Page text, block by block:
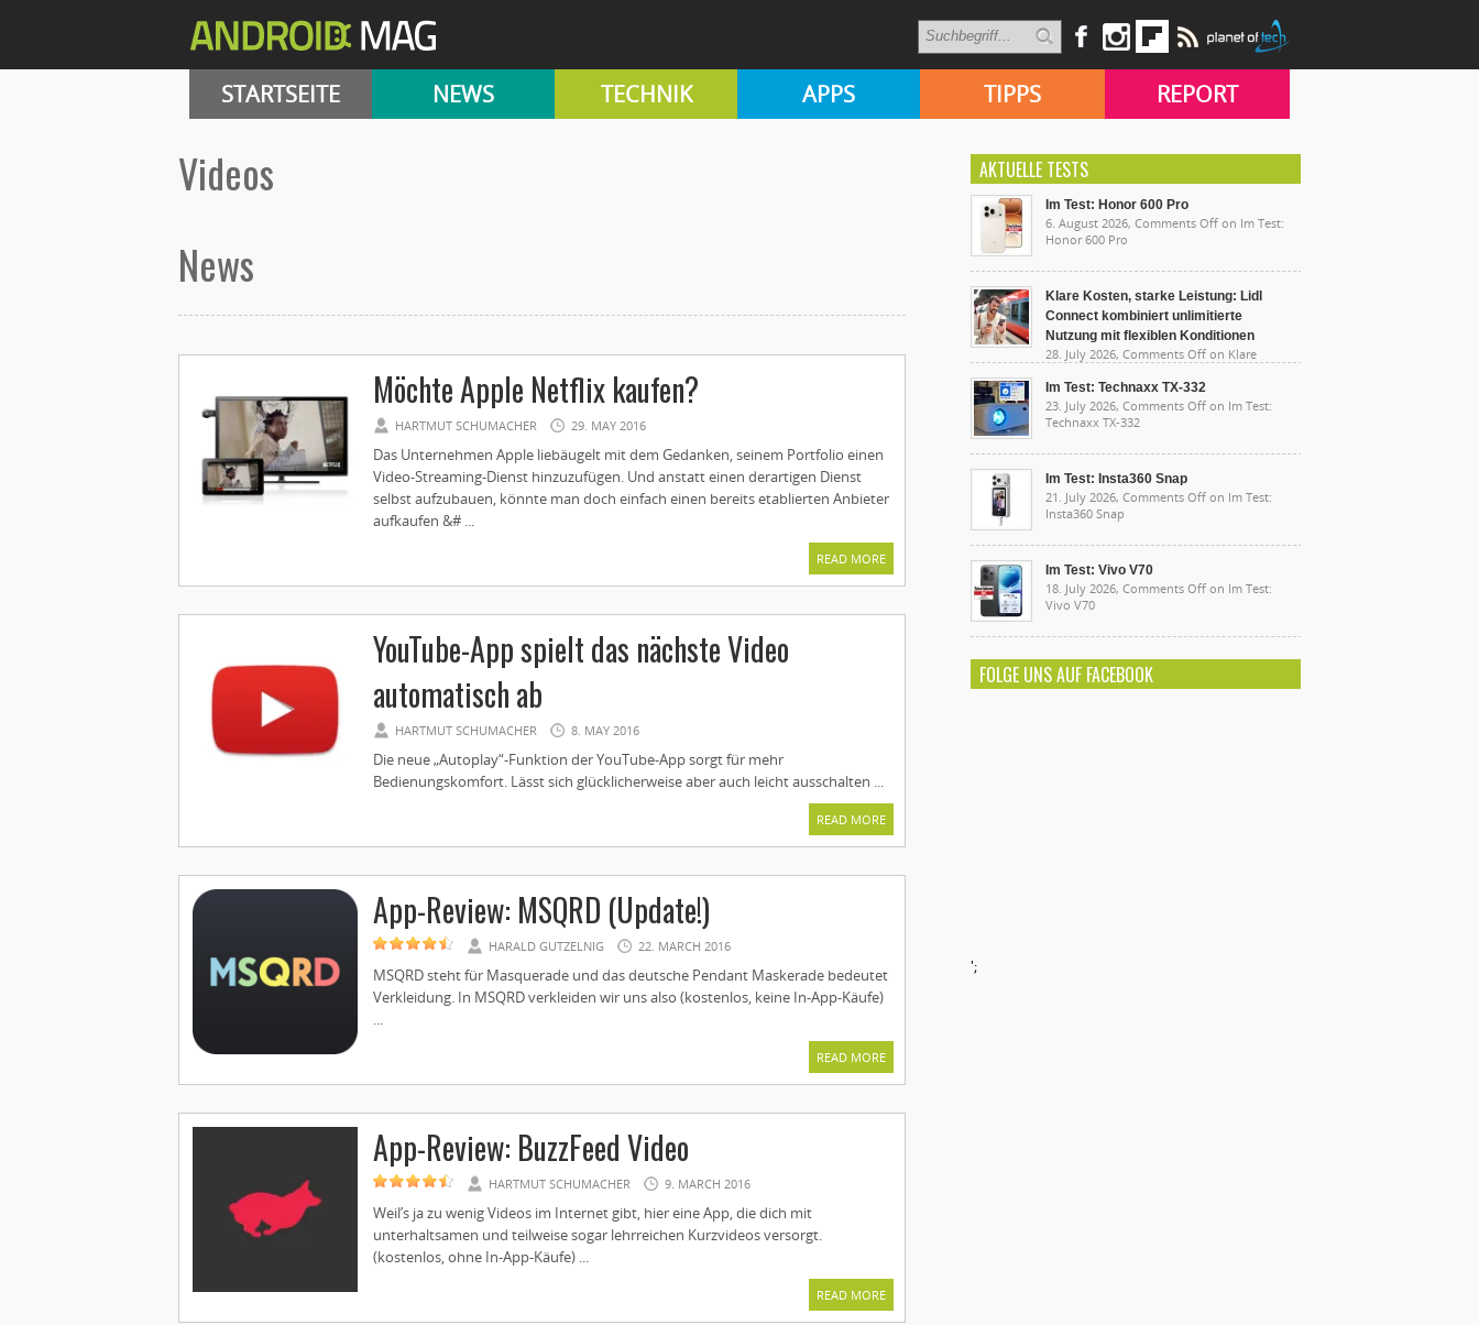
STARTSEITE NEWS TECHNIK APPS TIPPS REPORT
Videos
News
Möchte Apple Netflix kaufen?
HARTMUT SCHUMACHER 29. MAY 2016
Das Unternehmen Apple liebäugelt mit dem Gedanken, seinem Portfolio einen
Video-Streaming-Dienst hinzuzufügen. Und anstatt einen derartigen Dienst
selbst aufzubauen, könnte man doch einfach einen bereits etablierten Anbieter
aufkaufen &# ...
READ MORE
YouTube-App spielt das nächste Video
automatisch ab
HARTMUT SCHUMACHER 8. MAY 2016
Die neue „Autoplay“-Funktion der YouTube-App sorgt für mehr
Bedienungskomfort. Lässt sich glücklicherweise aber auch leicht ausschalten ...
READ MORE
App-Review: MSQRD (Update!)
HARALD GUTZELNIG 22. MARCH 2016
MSQRD steht für Masquerade und das deutsche Pendant Maskerade bedeutet
Verkleidung. In MSQRD verkleiden wir uns also (kostenlos, keine In-App-Käufe)
...
READ MORE
App-Review: BuzzFeed Video
HARTMUT SCHUMACHER 9. MARCH 2016
Weil’s ja zu wenig Videos im Internet gibt, hier eine App, die dich mit
unterhaltsamen und teilweise sogar lehrreichen Kurzvideos versorgt.
(kostenlos, ohne In-App-Käufe) ...
READ MORE
AKTUELLE TESTS
Im Test: Honor 600 Pro
6. August 2026, Comments Off on Im Test:
Honor 600 Pro
Klare Kosten, starke Leistung: Lidl
Connect kombiniert unlimitierte
Nutzung mit flexiblen Konditionen
28. July 2026, Comments Off on Klare
unlimitierte Nutzung mit flexiblen Konditionen
Im Test: Technaxx TX-332
23. July 2026, Comments Off on Im Test:
Technaxx TX-332
Im Test: Insta360 Snap
21. July 2026, Comments Off on Im Test:
Insta360 Snap
Im Test: Vivo V70
18. July 2026, Comments Off on Im Test:
Vivo V70
FOLGE UNS AUF FACEBOOK
';